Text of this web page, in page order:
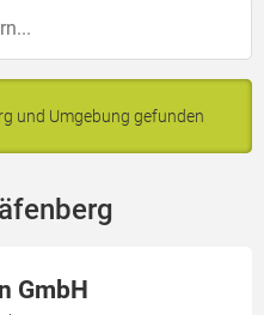
und Umgebung gefunden
GmbH